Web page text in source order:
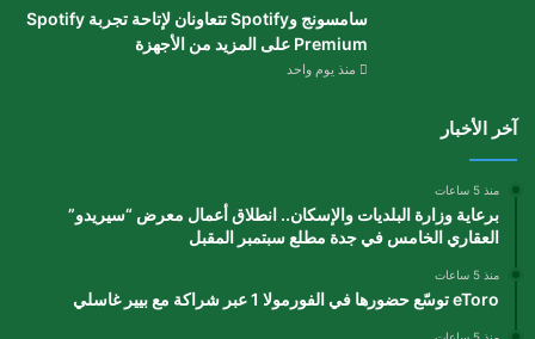
سامسونج وSpotify تتعاونان لإتاحة تجربة Spotify
Premium على المزيد من الأجهزة
منذ يوم واحد
آخر الأخبار
منذ 5 ساعات
برعاية وزارة البلديات والإسكان.. انطلاق أعمال معرض “سيريدو”
العقاري الخامس في جدة مطلع سبتمبر المقبل
منذ 5 ساعات
eToro توسّع حضورها في الفورمولا 1 عبر شراكة مع بيير غاسلي